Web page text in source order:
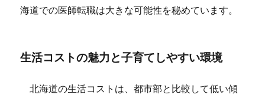
海道での医師転職は大きな可能性を秘めています。
生活コストの魅力と子育てしやすい環境
北海道の生活コストは、都市部と比較して低い傾